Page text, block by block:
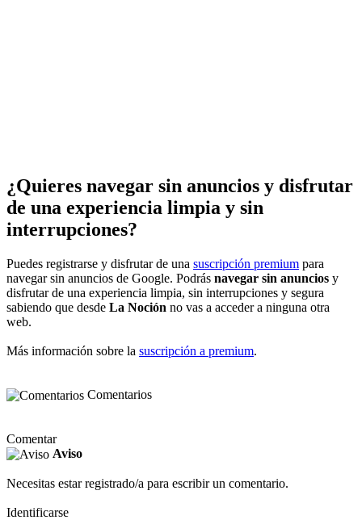
¿Quieres navegar sin anuncios y disfrutar
de una experiencia limpia y sin
interrupciones?
Puedes registrarse y disfrutar de una suscripción premium para
navegar sin anuncios de Google. Podrás navegar sin anuncios y
disfrutar de una experiencia limpia, sin interrupciones y segura
sabiendo que desde La Noción no vas a acceder a ninguna otra
web.
Más información sobre la suscripción a premium.
Comentarios
Comentar
Aviso
Necesitas estar registrado/a para escribir un comentario.
Identificarse